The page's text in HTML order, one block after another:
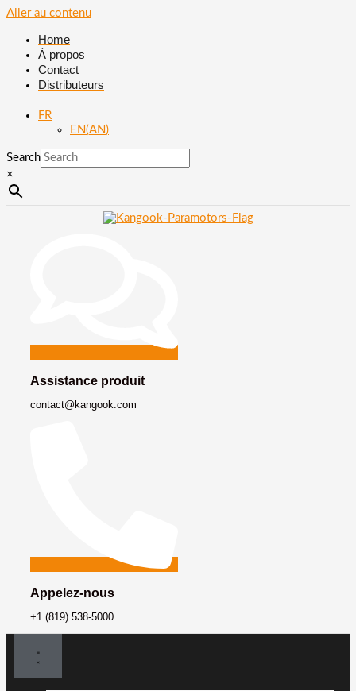
Aller au contenu
Home
À propos
Contact
Distributeurs
FR
EN(AN)
Search
×
Assistance produit
contact@kangook.com
Appelez-nous
+1 (819) 538-5000